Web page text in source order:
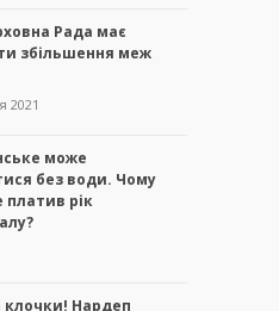
Рада має
збільшення меж
2021
може
без води. Чому
платив рік
клочки! Нардеп